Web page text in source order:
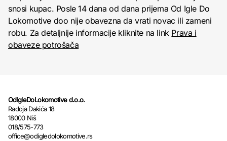
snosi kupac. Posle 14 dana od dana prijema Od Igle Do
Lokomotive doo nije obavezna da vrati novac ili zameni
robu. Za detaljnije informacije kliknite na link Prava i
obaveze potrošača
OdIgleDoLokomotive d.o.o.
Radoja Dakića 18
18000 Niš
018/575-773
office@odigledolokomotive.rs